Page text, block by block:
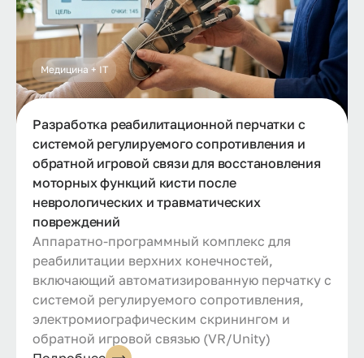
Медицина + IT
Разработка реабилитационной перчатки с
системой регулируемого сопротивления и
обратной игровой связи для восстановления
моторных функций кисти после
неврологических и травматических
повреждений
Аппаратно-программный комплекс для
реабилитации верхних конечностей,
включающий автоматизированную перчатку с
системой регулируемого сопротивления,
электромиографическим скринингом и
обратной игровой связью (VR/Unity)